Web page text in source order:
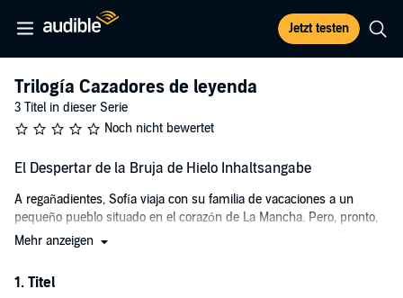
Jetzt testen
Trilogía Cazadores de leyenda
3 Titel in dieser Serie
Noch nicht bewertet
El Despertar de la Bruja de Hielo Inhaltsangabe
A regañadientes, Sofía viaja con su familia de vacaciones a un
pequeño pueblo situado en el corazón de La Mancha. Pero, pronto,
este paraje idílico y apacible se convertirá en su peor pesadilla.
su vida, convence a sus padres para alejarse del lugar.
Mehr anzeigen
1. Titel